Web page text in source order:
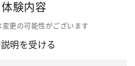
体験内容
更の可能性がございます
明を受ける